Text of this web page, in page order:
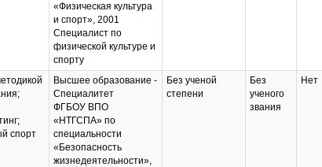
«Физическая культура
и спорт», 2001
Специалист по
физической культуре и
спорту
спорт
Высшее образование -
Специалитет
ФГБОУ ВПО
«НТГСПА» по
специальности
«Безопасность
жизнедеятельности»,
Без ученой
степени
Без
ученого
звания
Нет